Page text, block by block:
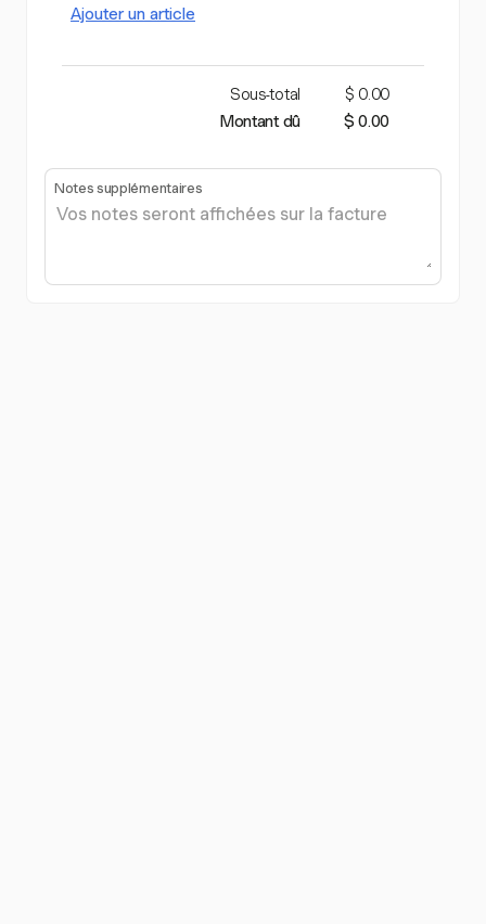
Ajouter un article
Sous-total
$ 0.00
Montant dû
$ 0.00
Notes supplémentaires